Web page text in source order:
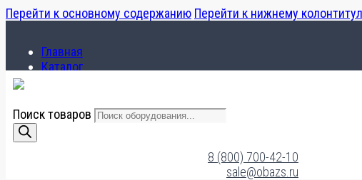
Перейти к основному содержанию Перейти к нижнему
Главная
Каталог
Поиск товаров
8 (800) 700-42-10
sale@obazs.ru